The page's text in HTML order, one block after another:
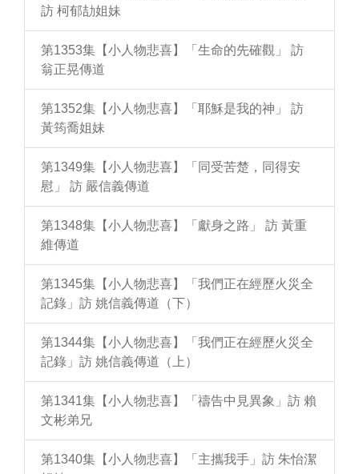
訪 柯郁劼姐妹
第1353集【小人物悲喜】「生命的先確觀」 訪
翁正晃傳道
第1352集【小人物悲喜】「耶穌是我的神」 訪
黃筠喬姐妹
第1349集【小人物悲喜】「同受苦楚，同得安
慰」 訪 嚴信義傳道
第1348集【小人物悲喜】「獻身之路」 訪 黃重
維傳道
第1345集【小人物悲喜】「我們正在經歷火災全
記錄」訪 姚信義傳道（下）
第1344集【小人物悲喜】「我們正在經歷火災全
記錄」訪 姚信義傳道（上）
第1341集【小人物悲喜】「禱告中見異象」訪 賴
文彬弟兄
第1340集【小人物悲喜】「主攜我手」訪 朱怡潔